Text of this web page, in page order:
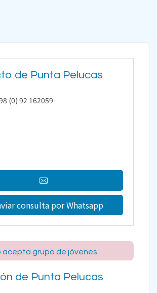
de Punta Pelucas
(0) 92 162059
consulta por Whatsapp
acepta grupo de jóvenes
de Punta Pelucas